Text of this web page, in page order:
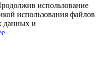
использование
использования файлов
данных и